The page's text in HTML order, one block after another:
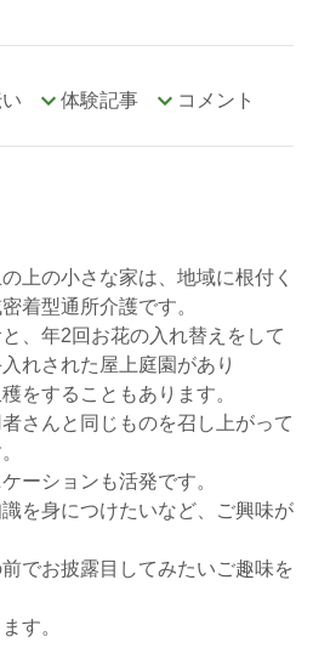
体験記事 コメント
上の小さな家は、地域に根付く
着型通所介護です。
、年2回お花の入れ替えをして
れされた屋上庭園があり
をすることもあります。
さんと同じものを召し上がって
ーションも活発です。
を身につけたいなど、ご興味が
でお披露目してみたいご趣味を
す。